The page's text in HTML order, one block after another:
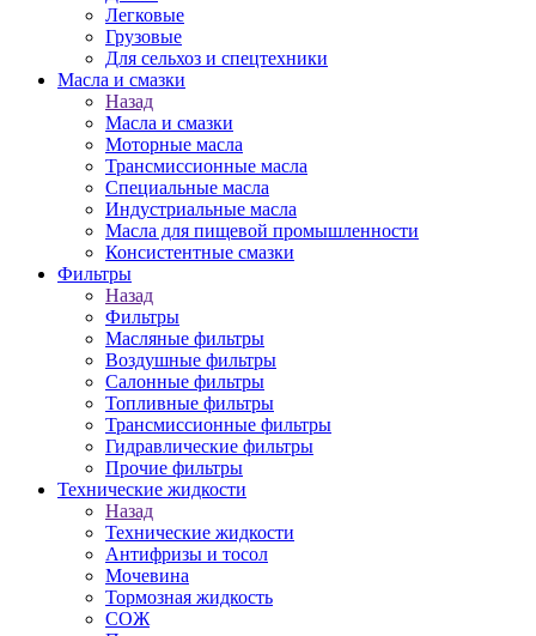
Легковые
Грузовые
Для сельхоз и спецтехники
Масла и смазки
Назад
Масла и смазки
Моторные масла
Трансмиссионные масла
Специальные масла
Индустриальные масла
Масла для пищевой промышленности
Консистентные смазки
Фильтры
Назад
Фильтры
Масляные фильтры
Воздушные фильтры
Салонные фильтры
Топливные фильтры
Трансмиссионные фильтры
Гидравлические фильтры
Прочие фильтры
Технические жидкости
Назад
Технические жидкости
Антифризы и тосол
Мочевина
Тормозная жидкость
СОЖ